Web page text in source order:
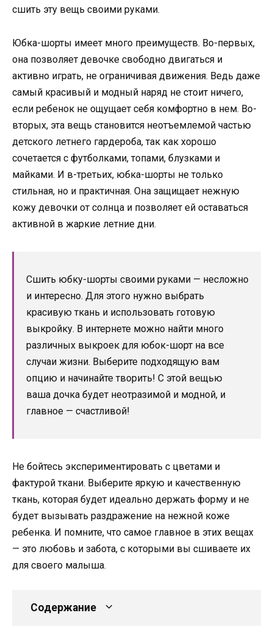
сшить эту вещь своими руками.
Юбка-шорты имеет много преимуществ. Во-первых,
она позволяет девочке свободно двигаться и
активно играть, не ограничивая движения. Ведь даже
самый красивый и модный наряд не стоит ничего,
если ребенок не ощущает себя комфортно в нем. Во-
вторых, эта вещь становится неотъемлемой частью
детского летнего гардероба, так как хорошо
сочетается с футболками, топами, блузками и
майками. И в-третьих, юбка-шорты не только
стильная, но и практичная. Она защищает нежную
кожу девочки от солнца и позволяет ей оставаться
активной в жаркие летние дни.
Сшить юбку-шорты своими руками — несложно
и интересно. Для этого нужно выбрать
красивую ткань и использовать готовую
выкройку. В интернете можно найти много
различных выкроек для юбок-шорт на все
случаи жизни. Выберите подходящую вам
опцию и начинайте творить! С этой вещью
ваша дочка будет неотразимой и модной, и
главное — счастливой!
Не бойтесь экспериментировать с цветами и
фактурой ткани. Выберите яркую и качественную
ткань, которая будет идеально держать форму и не
будет вызывать раздражение на нежной коже
ребенка. И помните, что самое главное в этих вещах
— это любовь и забота, с которыми вы сшиваете их
для своего малыша.
Содержание